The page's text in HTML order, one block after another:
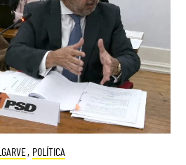
, POLÍTICA